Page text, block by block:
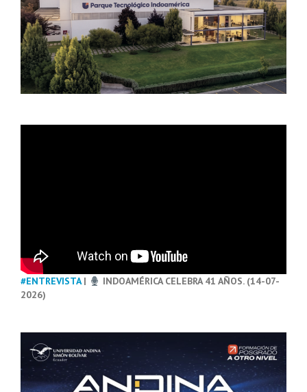
#ENTREVISTA|
INDOAMÉRICA CELEBRA 41 AÑOS. (14-07-
2026)